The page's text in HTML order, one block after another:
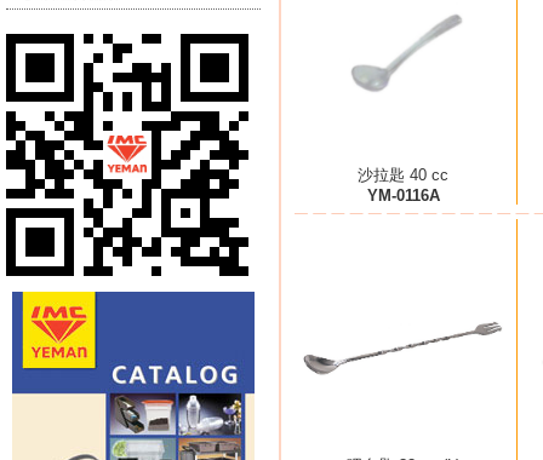
沙拉匙 40 cc
YM-0116A